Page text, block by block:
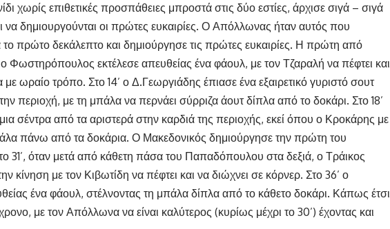
χωρίς επιθετικές προσπάθειες μπροστά στις δύο εστίες, άρχισε σιγά – σιγά
να δημιουργούνται οι πρώτες ευκαιρίες. Ο Απόλλωνας ήταν αυτός που
το πρώτο δεκάλεπτο και δημιούργησε τις πρώτες ευκαιρίες. Η πρώτη από
ο Φωστηρόπουλος εκτέλεσε απευθείας ένα φάουλ, με τον Τζαραλή να πέφτει και
ωραίο τρόπο. Στο 14’ ο Δ.Γεωργιάδης έπιασε ένα εξαιρετικό γυριστό σουτ
περιοχή, με τη μπάλα να περνάει σύρριζα άουτ δίπλα από το δοκάρι. Στο 18’
σέντρα από τα αριστερά στην καρδιά της περιοχής, εκεί όπου ο Κροκάρης με
πάνω από τα δοκάρια. Ο Μακεδονικός δημιούργησε την πρώτη του
31’, όταν μετά από κάθετη πάσα του Παπαδόπουλου στα δεξιά, ο Τράικος
κίνηση με τον Κιβωτίδη να πέφτει και να διώχνει σε κόρνερ. Στο 36’ ο
ένα φάουλ, στέλνοντας τη μπάλα δίπλα από το κάθετο δοκάρι. Κάπως έτσι
με τον Απόλλωνα να είναι καλύτερος (κυρίως μέχρι το 30’) έχοντας και